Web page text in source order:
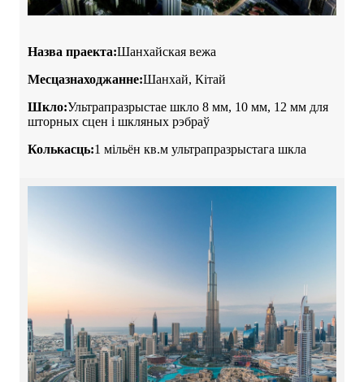
Назва праекта:Шанхайская вежа
Месцазнаходжанне:Шанхай, Кітай
Шкло:Ультрапразрыстае шкло 8 мм, 10 мм, 12 мм для
шторных сцен і шкляных рэбраў
Колькасць:1 мільён кв.м ультрапразрыстага шкла